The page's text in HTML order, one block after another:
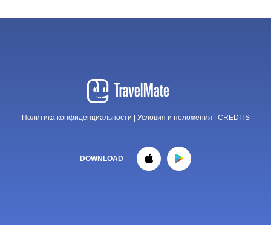
Политика конфиденциальности Условия и положения CREDITS
DOWNLOAD